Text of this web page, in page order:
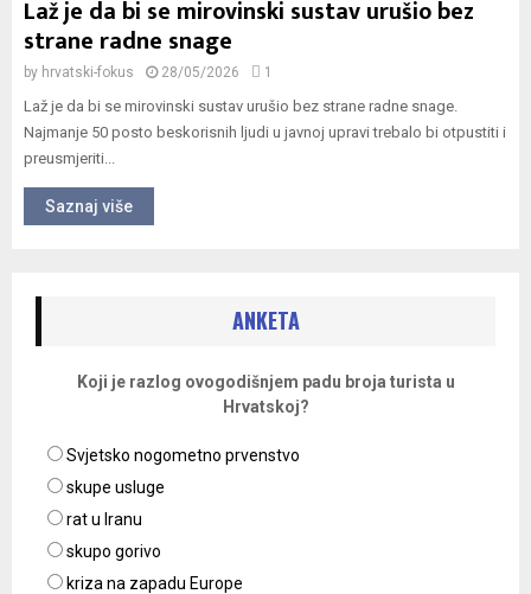
Laž je da bi se mirovinski sustav urušio bez
strane radne snage
by hrvatski-fokus 28/05/2026 1
Laž je da bi se mirovinski sustav urušio bez strane radne snage.
Najmanje 50 posto beskorisnih ljudi u javnoj upravi trebalo bi otpustiti i
preusmjeriti...
Saznaj više
ANKETA
Koji je razlog ovogodišnjem padu broja turista u
Hrvatskoj?
Svjetsko nogometno prvenstvo
skupe usluge
rat u Iranu
skupo gorivo
kriza na zapadu Europe